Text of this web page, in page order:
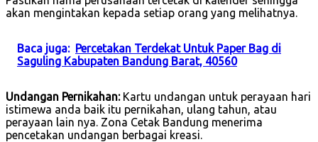
akan mengintakan kepada setiap orang yang melihatnya.
Baca juga: Percetakan Terdekat Untuk Paper Bag di
Saguling Kabupaten Bandung Barat, 40560
Undangan Pernikahan:Kartu undangan untuk perayaan hari
istimewa anda baik itu pernikahan, ulang tahun, atau
perayaan lain nya. Zona Cetak Bandung menerima
pencetakan undangan berbagai kreasi.